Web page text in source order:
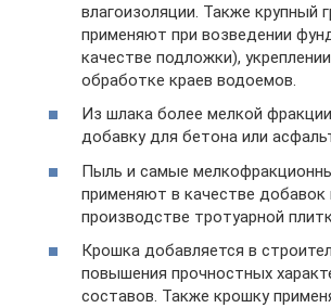
влагоизоляции. Также крупный
применяют при возведении
качестве подложки),
обработке краев водоемов.
Из шлака более мелкой
добавку для бетона или
Пыль и самые
применяют в качестве добавок
производстве тротуарной
Крошка добавляется в
повышения прочностных
составов. Также крошку